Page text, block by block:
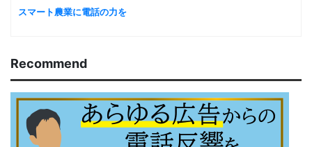
スマート農業に電話の力を
Recommend